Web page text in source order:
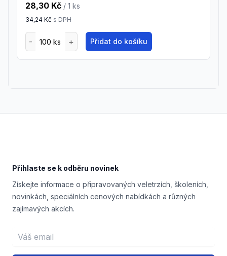
28,30 Kč / 1 ks
34,24 Kč s DPH
Přidat do košíku
Přihlaste se k odběru novinek
Získejte informace o připravovaných veletrzích, školeních,
novinkách, speciálních cenových nabídkách a různých
zajímavých akcích.
Email address